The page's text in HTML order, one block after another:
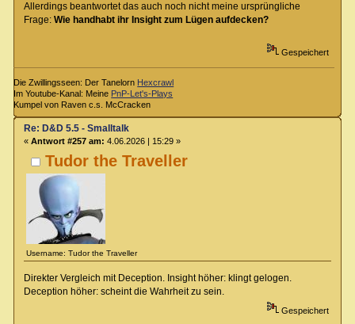
Allerdings beantwortet das auch noch nicht meine ursprüngliche
Frage: Wie handhabt ihr Insight zum Lügen aufdecken?
Gespeichert
Die Zwillingsseen: Der Tanelorn Hexcrawl
Im Youtube-Kanal: Meine PnP-Let's-Plays
Kumpel von Raven c.s. McCracken
Tudor the Traveller
Username: Tudor the Traveller
Re: D&D 5.5 - Smalltalk
« Antwort #257 am: 4.06.2026 | 15:29 »
Direkter Vergleich mit Deception. Insight höher: klingt gelogen.
Deception höher: scheint die Wahrheit zu sein.
Gespeichert